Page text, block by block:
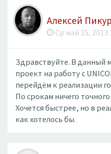
Алексей
Ср май 15, 2013
Здравствуйте. В данный
проект на работу с
перейдём к реализации
По срокам ничего
Хочется быстрее, но в
как хотелось бы.